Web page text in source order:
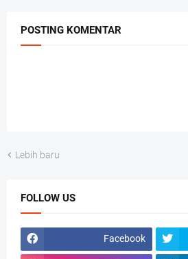
POSTING KOMENTAR
Lebih baru
FOLLOW US
Facebook